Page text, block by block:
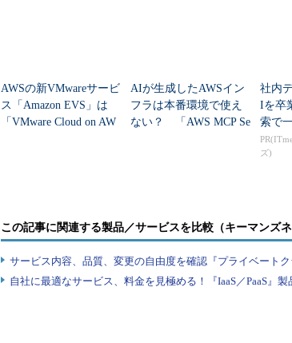
AWSの新VMwareサービ
ス「Amazon EVS」は
「VMware Cloud on AW
AIが生成したAWSイン
フラは本番環境で使え
ない？ 「AWS MCP Se
社内
Iを卒
索で
ズ)
この記事に関連する製品／サービスを比較（キーマンズネ
サービス内容、品質、変更の自由度を確認『プライベート
自社に最適なサービス、料金を見極める！『IaaS／PaaS』製